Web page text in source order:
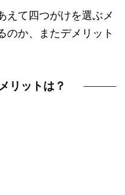
えて四つがけを選ぶメ
のか、またデメリット
リットは？